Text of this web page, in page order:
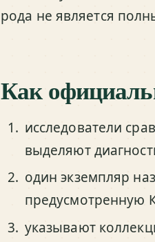
рода не является
Как
исследователи
выделяют
один экземпляр
предусмотренную
указывают